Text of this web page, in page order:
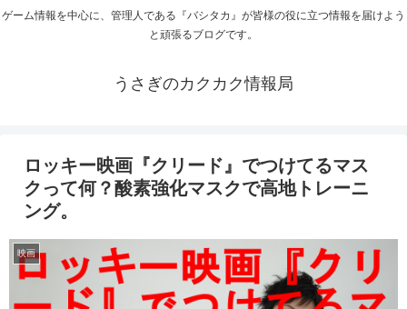
ゲーム情報を中心に、管理人である『バシタカ』が皆様の役に立つ情報を届けよう
と頑張るブログです。
うさぎのカクカク情報局
ロッキー映画『クリード』でつけてるマス
クって何？酸素強化マスクで高地トレーニ
ング。
映画